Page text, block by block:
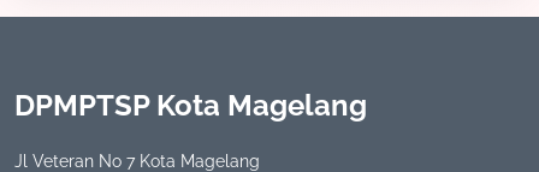
DPMPTSP Kota Magelang
Jl Veteran No 7 Kota Magelang